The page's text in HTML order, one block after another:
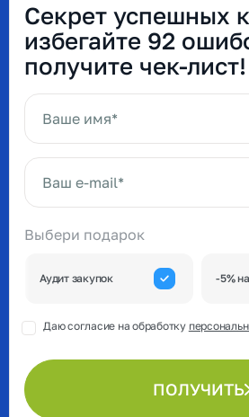
Секрет успешных
избегайте 92
получите чек-лист!
Выбери подарок
Аудит закупок -5%
Даю согласие на обработку
ПОЛУЧИТЬ